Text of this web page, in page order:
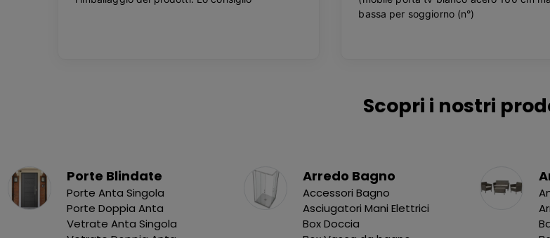
Scopri i nostri
Porte Blindate
Porte Anta Singola
Porte Doppia Anta
Vetrate Anta Singola
Arredo Bagno
Accessori Bagno
Asciugatori Mani Elettrici
Box Doccia